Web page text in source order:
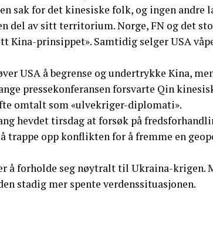
sak for det kinesiske folk, og ingen andre
del av sitt territorium. Norge, FN og det
Kina-prinsippet». Samtidig selger USA
USA å begrense og undertrykke Kina,
pressekonferansen forsvarte Qin
omtalt som «ulvekriger-diplomati».
hevdet tirsdag at forsøk på
trappe opp konflikten for å fremme en
å forholde seg nøytralt til Ukraina-krigen.
stadig mer spente verdenssituasjonen.